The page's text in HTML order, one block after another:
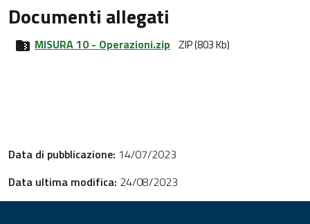
Documenti allegati
MISURA 10 - Operazioni.zip ZIP (803 Kb)
Data di pubblicazione: 14/07/2023
Data ultima modifica: 24/08/2023